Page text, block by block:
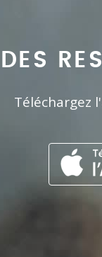
DES
Téléchargez